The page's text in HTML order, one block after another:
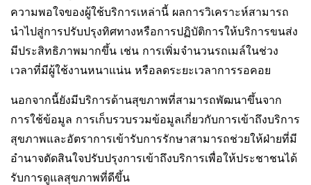
ความพอใจของผู้ใช้บริการเหล่านี้ ผลการวิเคราะห์สามารถ
นำไปสู่การปรับปรุงทิศทางหรือการปฏิบัติการให้บริการขนส่ง
มีประสิทธิภาพมากขึ้น เช่น การเพิ่มจำนวนรถเมล์ในช่วง
เวลาที่มีผู้ใช้งานหนาแน่น หรือลดระยะเวลาการรอคอย
นอกจากนี้ยังมีบริการด้านสุขภาพที่สามารถพัฒนาขึ้นจาก
การใช้ข้อมูล การเก็บรวบรวมข้อมูลเกี่ยวกับการเข้าถึงบริการ
สุขภาพและอัตราการเข้ารับการรักษาสามารถช่วยให้ฝ่ายที่มี
อำนาจตัดสินใจปรับปรุงการเข้าถึงบริการเพื่อให้ประชาชนได้
รับการดูแลสุขภาพที่ดีขึ้น